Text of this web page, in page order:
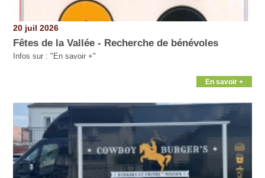
20 juil 2026
Fêtes de la Vallée - Recherche de bénévoles
Infos sur : "En savoir +"
En savoir +